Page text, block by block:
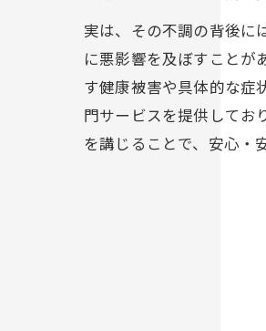
実は、その不調の背後に
に悪影響を及ぼすことが
す健康被害や具体的な症
門サービスを提供してお
を講じることで、安心・